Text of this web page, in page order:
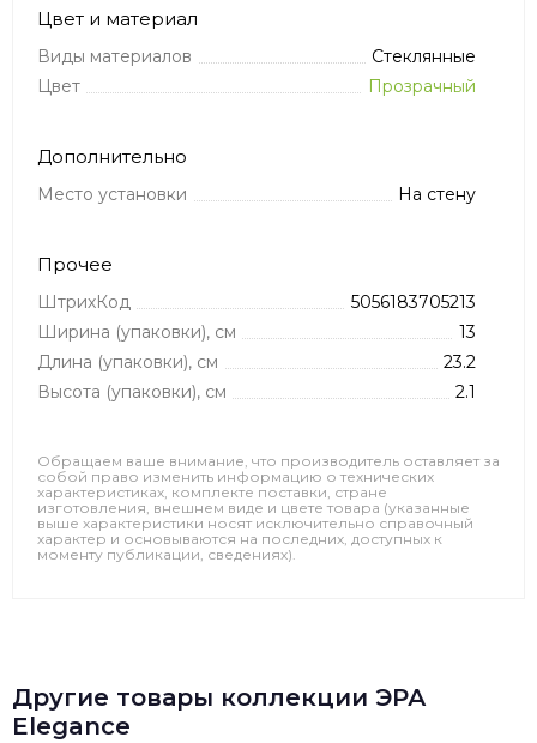
Цвет и материал
Виды материалов
Стеклянные
Цвет
Прозрачный
Дополнительно
Место установки На стену
Прочее
ШтрихКод
5056183705213
Ширина (упаковки), см
13
Длина (упаковки), см
23.2
Высота (упаковки), см
2.1
Обращаем ваше внимание, что производитель оставляет за
собой право изменить информацию о технических
характеристиках, комплекте поставки, стране
изготовления, внешнем виде и цвете товара (указанные
выше характеристики носят исключительно справочный
характер и основываются на последних, доступных к
моменту публикации, сведениях).
Другие товары коллекции ЭРА
Elegance